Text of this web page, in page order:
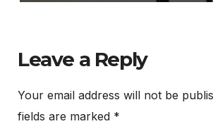
Leave a Reply
Your email address will not be
fields are marked *